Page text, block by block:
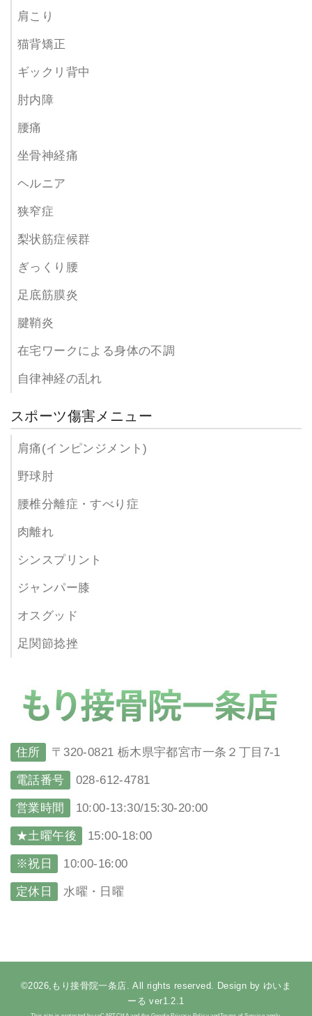
肩こり
猫背矯正
ギックリ背中
肘内障
腰痛
坐骨神経痛
ヘルニア
狭窄症
梨状筋症候群
ぎっくり腰
足底筋膜炎
腱鞘炎
在宅ワークによる身体の不調
自律神経の乱れ
スポーツ傷害メニュー
肩痛(インピンジメント)
野球肘
腰椎分離症・すべり症
肉離れ
シンスプリント
ジャンパー膝
オスグッド
足関節捻挫
住所 〒320-0821 栃木県宇都宮市一条２丁目7-1
電話番号 028-612-4781
営業時間 10:00-13:30/15:30-20:00
★土曜午後 15:00-18:00
※祝日 10:00-16:00
定休日 水曜・日曜
©2026,もり接骨院一条店. All rights reserved. Design by ゆいま
ーる ver1.2.1